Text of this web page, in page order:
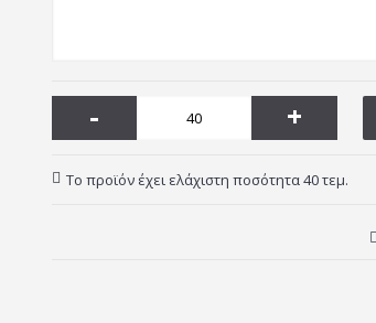
- +
Το προϊόν έχει ελάχιστη ποσότητα 40 τεμ.